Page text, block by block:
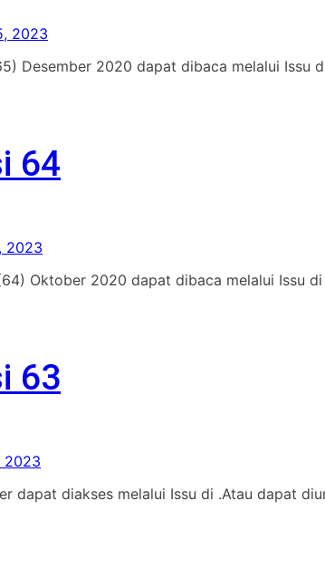
2023
Desember 2020 dapat dibaca melalui Issu
64
2023
Oktober 2020 dapat dibaca melalui Issu
63
2023
dapat diakses melalui Issu di .Atau dapat